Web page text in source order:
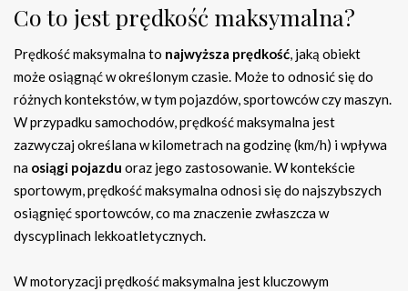
Co to jest prędkość maksymalna?
Prędkość maksymalna to najwyższa prędkość, jaką obiekt
może osiągnąć w określonym czasie. Może to odnosić się do
różnych kontekstów, w tym pojazdów, sportowców czy maszyn.
W przypadku samochodów, prędkość maksymalna jest
zazwyczaj określana w kilometrach na godzinę (km/h) i wpływa
na osiągi pojazdu oraz jego zastosowanie. W kontekście
sportowym, prędkość maksymalna odnosi się do najszybszych
osiągnięć sportowców, co ma znaczenie zwłaszcza w
dyscyplinach lekkoatletycznych.
W motoryzacji prędkość maksymalna jest kluczowym